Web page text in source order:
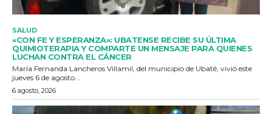
SALUD
«CON FE Y ESPERANZA»: UBATENSE RECIBE SU ÚLTIMA
QUIMIOTERAPIA Y COMPARTE UN MENSAJE PARA QUIENES
LUCHAN CONTRA EL CÁNCER
María Fernanda Lancheros Villamil, del municipio de Ubaté, vivió este
jueves 6 de agosto...
6 agosto, 2026